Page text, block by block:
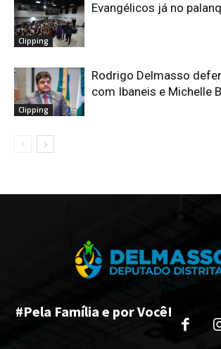
Clipping
Evangélicos já no
Clipping
Rodrigo Delmasso
com Ibaneis e Michelle
#Pela Família e por Você!